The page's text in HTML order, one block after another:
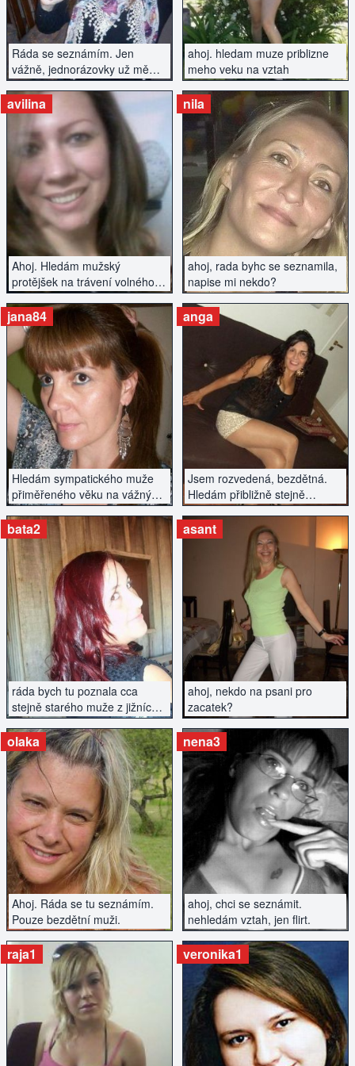
Ráda se seznámím. Jen
vážně, jednorázovky už mě
nezajímají.
ahoj. hledam muze priblizne
meho veku na vztah
Ahoj. Hledám mužský
protějšek na trávení volného
času.
avilina
ZOBRAZIT INZERÁT
ahoj, rada byhc se seznamila,
napise mi nekdo?
nila
ZOBRAZIT INZERÁT
Hledám sympatického muže
přiměřeného věku na vážný
vztah. Jana
jana84
ZOBRAZIT INZERÁT
Jsem rozvedená, bezdětná.
Hledám přibližně stejně
starého partnera.
anga
ZOBRAZIT INZERÁT
ráda bych tu poznala cca
stejně starého muže z jižních
čech
bata2
ZOBRAZIT INZERÁT
ahoj, nekdo na psani pro
zacatek?
asant
ZOBRAZIT INZERÁT
Ahoj. Ráda se tu seznámím.
Pouze bezdětní muži.
olaka
ZOBRAZIT INZERÁT
ahoj, chci se seznámit.
nehledám vztah, jen flirt.
nena3
ZOBRAZIT INZERÁT
raja1
ZOBRAZIT INZERÁT
veronika1
ZOBRAZIT INZERÁT